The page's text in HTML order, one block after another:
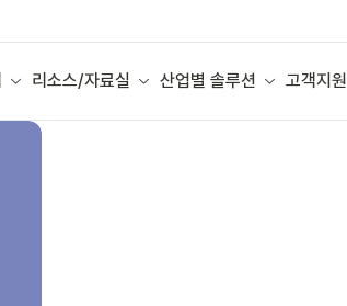
리소스/자료실 산업별 솔루션 고객지원